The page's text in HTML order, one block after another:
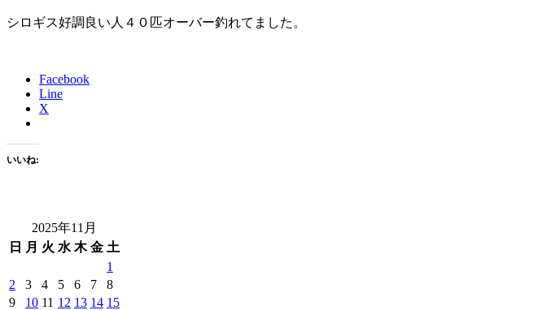
シロギス好調良い人４０匹オーバー釣れてました。
Facebook
Line
X
いいね:
2025年11月
日
月 火 水 木 金 土
1
2
3 4 5 6 7
8
9
10 11 12 13 14 15